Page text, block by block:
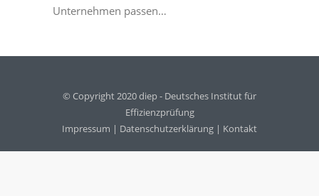
Unternehmen passen…
© Copyright 2020 diep - Deutsches Institut für
Effizienzprüfung
Impressum | Datenschutzerklärung | Kontakt